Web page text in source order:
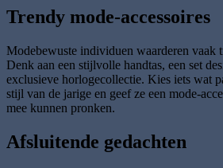
Trendy mode-accessoires
Modebewuste individuen waarderen vaak
Denk aan een stijlvolle handtas, een set
exclusieve horlogecollectie. Kies iets wat
stijl van de jarige en geef ze een mode-
mee kunnen pronken.
Afsluitende gedachten